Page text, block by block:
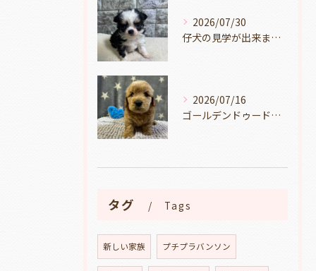
2026/07/30
仔犬の見学が出来ます🐶岐阜県養老町のブリーダーワンダフルパピーです。
2026/07/16
ゴールデンドゥードルの仔犬の見学が出来ます🐶🐶🐶岐阜県養老町のブリーダーワンダフルパピーです。
タグ Tags
新しい家族 プチプラバンソン